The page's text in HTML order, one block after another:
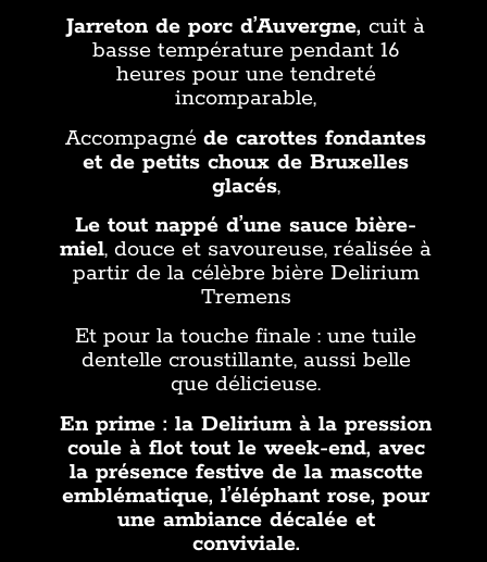
Jarreton de porc d’Auvergne,cuit à
basse température pendant 16
heures pour une tendreté
incomparable,
Accompagnéde carottes fondantes
et de petits choux de Bruxelles
glacés,
Le tout nappé d’une sauce bière-
miel, douce et savoureuse, réalisée à
partir de la célèbre bière Delirium
Tremens
Et pour la touche finale : une tuile
dentelle croustillante, aussi belle
que délicieuse.
En prime : la Delirium à la pression
coule à flot tout le week-end, avec
la présence festive de la mascotte
emblématique, l’éléphant rose, pour
une ambiance décalée et
conviviale.